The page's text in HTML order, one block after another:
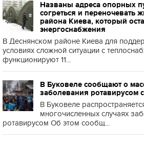
Названы адреса опорных
согреться и переночевать
района Киева, который
энергоснабжения
В Деснянском районе Киева для
условиях сложной ситуации с
функционируют 11...
В Буковеле сообщают о
заболевания ротавирусом
В Буковеле
многочисленных случаях
ротавирусом Об этом сообщ...